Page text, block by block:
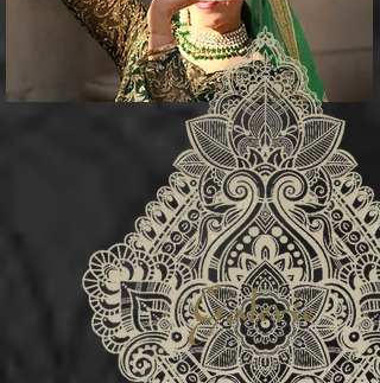
Galerie